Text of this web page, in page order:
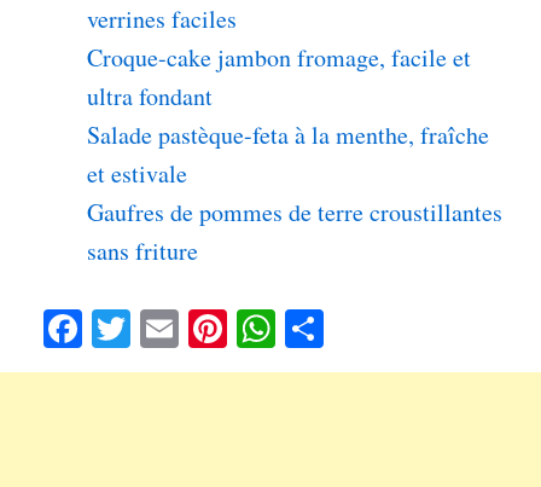
verrines faciles
Croque-cake jambon fromage, facile et
ultra fondant
Salade pastèque-feta à la menthe, fraîche
et estivale
Gaufres de pommes de terre croustillantes
sans friture
Fa
ce
T
wi
E
m
Pi
nt
W
ha rt